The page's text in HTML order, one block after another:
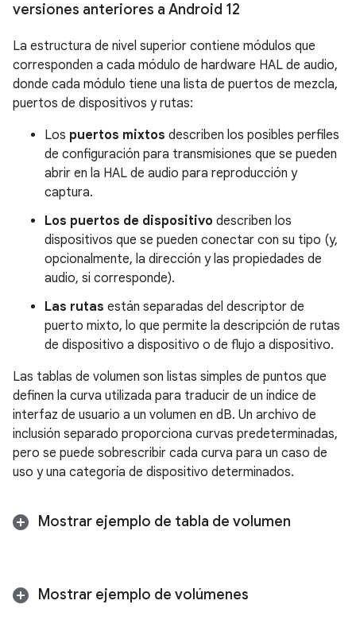
versiones anteriores a Android 12
La estructura de nivel superior contiene módulos que
corresponden a cada módulo de hardware HAL de audio,
donde cada módulo tiene una lista de puertos de mezcla,
puertos de dispositivos y rutas:
Los puertos mixtos describen los posibles perfiles
de configuración para transmisiones que se pueden
abrir en la HAL de audio para reproducción y
captura.
Los puertos de dispositivo describen los
dispositivos que se pueden conectar con su tipo (y,
opcionalmente, la dirección y las propiedades de
audio, si corresponde).
Las rutas están separadas del descriptor de
puerto mixto, lo que permite la descripción de rutas
de dispositivo a dispositivo o de flujo a dispositivo.
Las tablas de volumen son listas simples de puntos que
definen la curva utilizada para traducir de un índice de
interfaz de usuario a un volumen en dB. Un archivo de
inclusión separado proporciona curvas predeterminadas,
pero se puede sobrescribir cada curva para un caso de
uso y una categoría de dispositivo determinados.
Mostrar ejemplo de tabla de volumen
Mostrar ejemplo de volúmenes